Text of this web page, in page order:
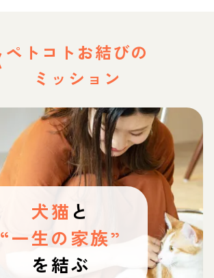
ペトコトお結びの
ミッション
犬猫 と
“一生の家族”
を結ぶ